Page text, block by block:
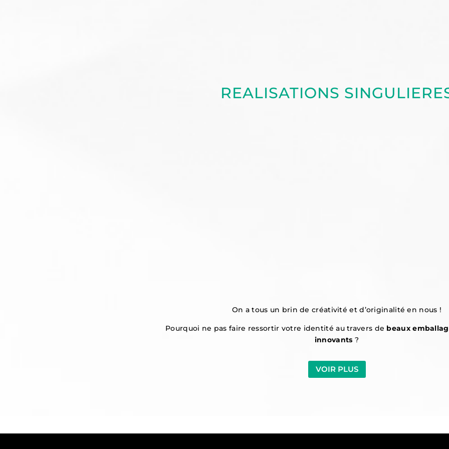
REALISATIONS
On a tous un brin de créativité et d’originalité en nous !
Pourquoi ne pas faire ressortir votre identité au travers de beaux
innovants ?
VOIR PLUS